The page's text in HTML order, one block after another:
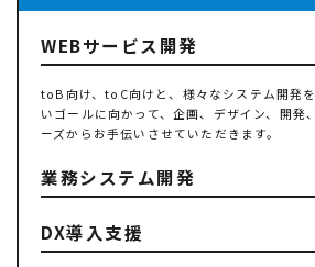
WEBサービス開発
toB向け、toC向けと、様々なシステム開発
いゴールに向かって、企画、デザイン、開発
ーズからお手伝いさせていただきます。
業務システム開発
DX導入支援